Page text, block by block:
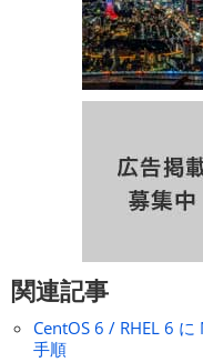
関連記事
CentOS 6 / RHEL 6
手順